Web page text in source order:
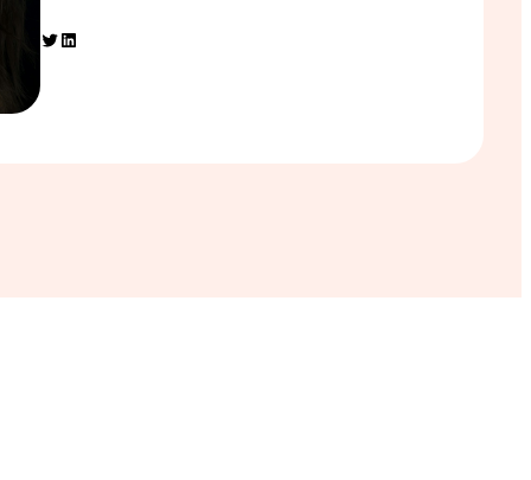
Twitter LinkedIn